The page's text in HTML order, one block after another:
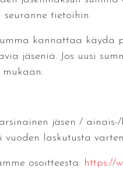
tietoihin.
kannattaa
jäseniä. Jos uusi
jäsen /
laskutusta
osoitteesta: https://